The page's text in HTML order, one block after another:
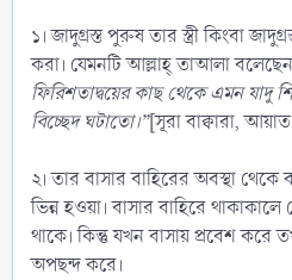
১। জাদুগ্রস্ত পুরুষ তার স্ত্রী কিংবা
করা। যেমনটি আল্লাহ্‌ তাআলা
ফিরিশতাদ্বয়ের কাছ থেকে এমন যাদু
বিচ্ছেদ ঘটাতো।”[সূরা বাক্বারা,
২। তার বাসার বাহিরের অবস্থা থেকে
ভিন্ন হওয়া। বাসার বাহিরে
থাকে। কিন্তু যখন বাসায় প্রবেশ করে
অপছন্দ করে।